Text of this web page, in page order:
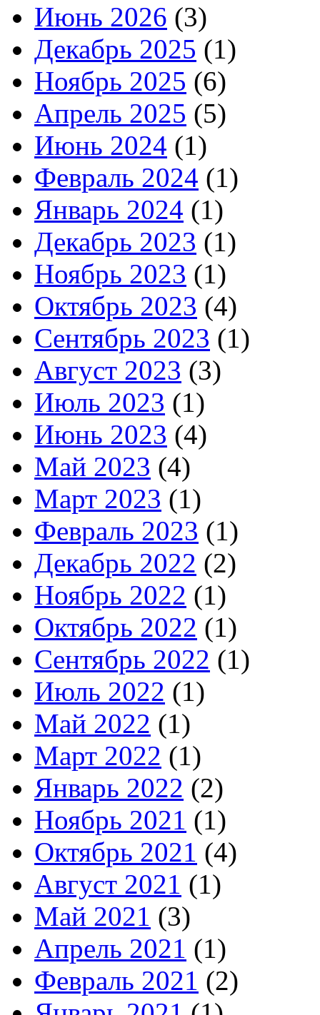
Июнь 2026 (3)
Декабрь 2025 (1)
Ноябрь 2025 (6)
Апрель 2025 (5)
Июнь 2024 (1)
Февраль 2024 (1)
Январь 2024 (1)
Декабрь 2023 (1)
Ноябрь 2023 (1)
Октябрь 2023 (4)
Сентябрь 2023 (1)
Август 2023 (3)
Июль 2023 (1)
Июнь 2023 (4)
Май 2023 (4)
Март 2023 (1)
Февраль 2023 (1)
Декабрь 2022 (2)
Ноябрь 2022 (1)
Октябрь 2022 (1)
Сентябрь 2022 (1)
Июль 2022 (1)
Май 2022 (1)
Март 2022 (1)
Январь 2022 (2)
Ноябрь 2021 (1)
Октябрь 2021 (4)
Август 2021 (1)
Май 2021 (3)
Апрель 2021 (1)
Февраль 2021 (2)